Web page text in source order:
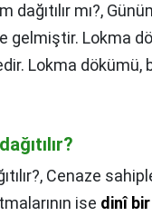
mı?,
gelmiştir. Lokma
Lokma
Cenaze
ise dinî